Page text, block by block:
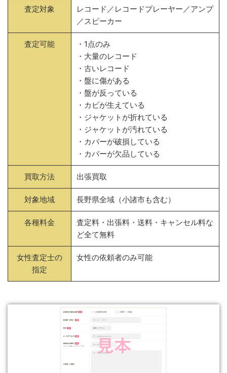
査定対象
レコード／レコードプレーヤー／アンプ
／スピーカー
査定可能
・1点のみ
・大量のレコード
・古いレコード
・盤に傷がある
・盤が反っている
・カビが生えている
・ジャケットが折れている
・ジャケットが汚れている
・カバーが破損している
・カバーが欠品している
買取方法 出張買取
対象地域 長野県全域（小諸市も含む）
各種料金
査定料・出張料・送料・キャンセル料な
ど全て無料
女性査定士の
指定
女性の依頼者のみ可能